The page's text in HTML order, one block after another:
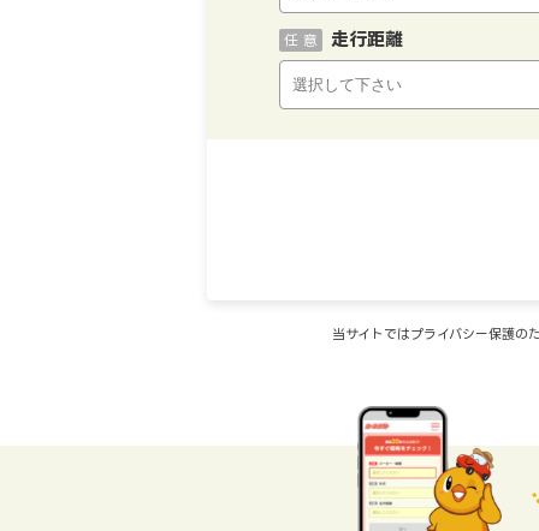
走行距離
任 意
当サイトではプライバシー保護の